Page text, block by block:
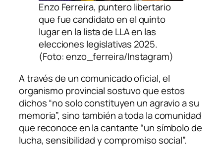
Enzo Ferreira, puntero libertario
que fue candidato en el quinto
lugar en la lista de LLA en las
elecciones legislativas 2025.
(Foto: enzo_ferreira/Instagram)
A través de un comunicado oficial, el
organismo provincial sostuvo que estos
dichos “no solo constituyen un agravio a su
memoria”, sino también a toda la comunidad
que reconoce en la cantante “un símbolo de
lucha, sensibilidad y compromiso social”.